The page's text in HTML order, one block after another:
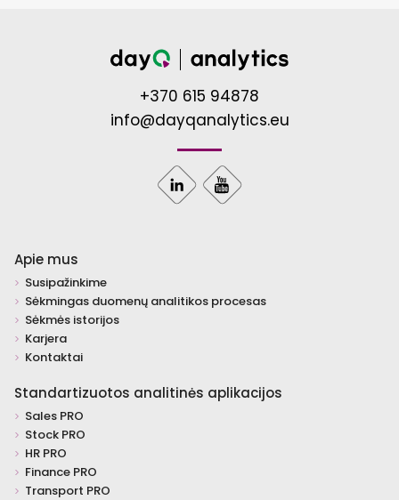
+370 615 94878
info@dayqanalytics.eu
Apie mus
Susipažinkime
Sėkmingas duomenų analitikos procesas
Sėkmės istorijos
Karjera
Kontaktai
Standartizuotos analitinės aplikacijos
Sales PRO
Stock PRO
HR PRO
Finance PRO
Transport PRO